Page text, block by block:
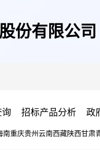
份有限公司
招标产品分析 政
南重庆贵州 云南西藏陕西甘肃